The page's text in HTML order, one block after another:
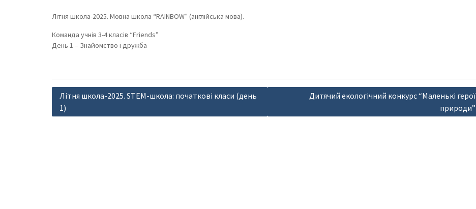
Літня школа-2025. Мовна школа “RAINBOW” (англійська мова).
Команда учнів 3-4 класів “Friends”
День 1 – Знайомство і дружба
Навігація
записів
Літня школа-2025. STEM-школа: початкові класи (день
1)
Дитячий екологічний конкурс “Маленькі герої
природи”